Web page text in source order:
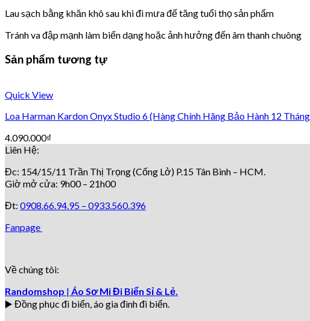
Lau sạch bằng khăn khô sau khi đi mưa để tăng tuổi thọ sản phẩm
Tránh va đập mạnh làm biến dạng hoặc ảnh hưởng đến âm thanh chuông
Sản phẩm tương tự
Quick View
Loa Harman Kardon Onyx Studio 6 (Hàng Chính Hãng Bảo Hành 12
4.090.000₫
Liên Hệ:
Đc: 154/15/11 Trần Thị Trọng (Cống Lở) P.15 Tân Bình – HCM.
Giờ mở cửa: 9h00 – 21h00
Đt: 0908.66.94.95 – 0933.560.396
Fanpage
Về chúng tôi:
Randomshop | Áo Sơ Mi Đi Biển Sỉ & Lẻ.
▶️ Đồng phục đi biển, áo gia đình đi biển.